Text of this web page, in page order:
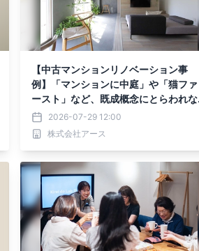
【中古マンションリノベーション事
例】「マンションに中庭」や「猫ファ
ースト」など、既成概念にとらわれな
い個性的なアイデア事例5選を株式会社
アースが公開！
2026-07-29 12:00
株式会社アース